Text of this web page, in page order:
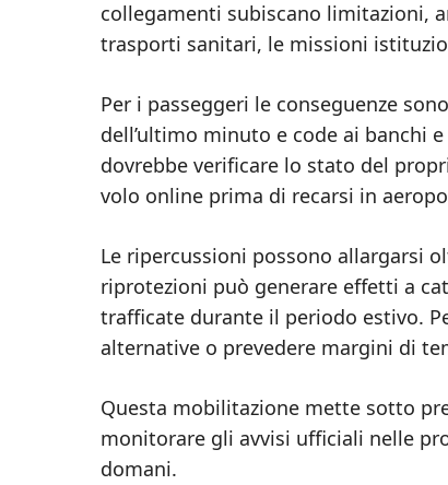
collegamenti subiscano limitazioni,
trasporti sanitari, le missioni
Per i passeggeri le conseguenze
dell’ultimo minuto e code ai banchi
dovrebbe verificare lo stato del
volo online prima di recarsi in
Le ripercussioni possono allargarsi
riprotezioni può generare effetti a
trafficate durante il periodo estivo.
alternative o prevedere margini di
Questa mobilitazione mette sotto
monitorare gli avvisi ufficiali nelle
domani.